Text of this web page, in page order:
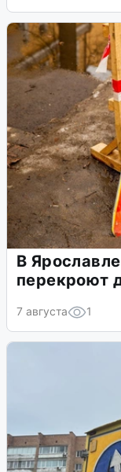
В
перекроют
7 августа 1